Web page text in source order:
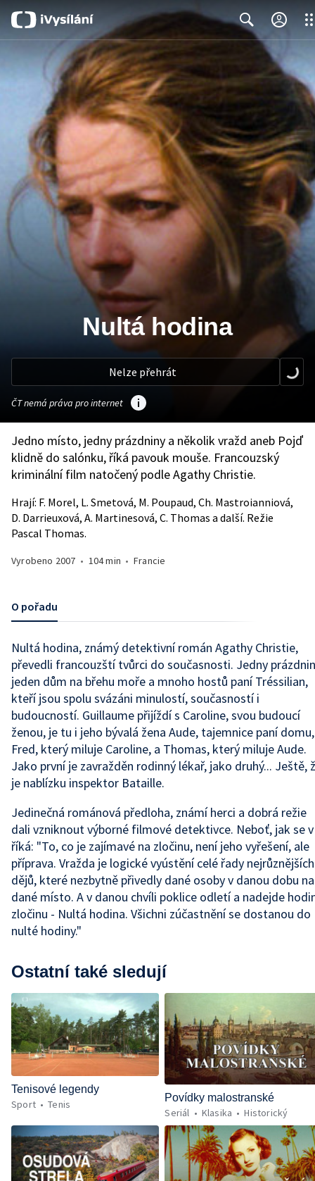
Nultá hodina
Nelze přehrát
ČT nemá práva pro internet
Jedno místo, jedny prázdniny a několik vražd aneb Pojď
klidně do salónku, říká pavouk mouše. Francouzský
kriminální film natočený podle Agathy Christie.
Hrají: F. Morel, L. Smetová, M. Poupaud, Ch. Mastroianniová,
D. Darrieuxová, A. Martinesová, C. Thomas a další. Režie
Pascal Thomas.
Vyrobeno 2007 • 104 min •Francie
O pořadu
Nultá hodina, známý detektivní román Agathy Christie,
převedli francouzští tvůrci do současnosti. Jedny
jeden dům na břehu moře a mnoho hostů paní Tréssilian,
kteří jsou spolu svázáni minulostí, současností i
budoucností. Guillaume přijíždí s Caroline, svou budoucí
ženou, je tu i jeho bývalá žena Aude, tajemnice paní domu,
Fred, který miluje Caroline, a Thomas, který miluje Aude.
Jako první je zavražděn rodinný lékař, jako druhý... Ještě,
je nablízku inspektor Bataille.
Jedinečná románová předloha, známí herci a dobrá režie
dali vzniknout výborné filmové detektivce. Neboť, jak se
říká: "To, co je zajímavé na zločinu, není jeho vyřešení, ale
příprava. Vražda je logické vyústění celé řady nejrůznějších
dějů, které nezbytně přivedly dané osoby v danou dobu na
dané místo. A v danou chvíli poklice odletí a nadejde
zločinu - Nultá hodina. Všichni zúčastnění se dostanou do
nulté hodiny."
Ostatní také sledují
Tenisové legendy
Sport Tenis
Povídky malostranské
Seriál Klasika Historický